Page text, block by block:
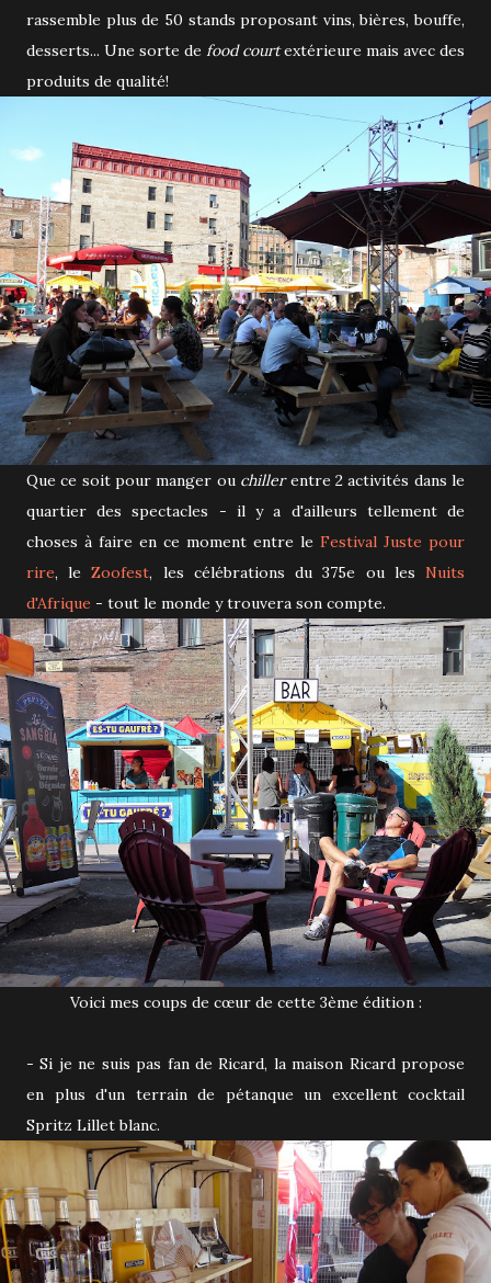
rassemble plus de 50 stands proposant vins, bières, bouffe,
desserts... Une sorte de food courtextérieure mais avec des
produits de qualité!
Que ce soit pour manger ou chillerentre 2 activités dans le
quartier des spectacles - il y a d'ailleurs tellement de
choses à faire en ce moment entre le Festival Juste pour
rire, leZoofest, les célébrations du 375e ou lesNuits
d'Afrique - tout le monde y trouvera son compte.
Voici mes coups de cœur de cette 3ème édition :
- Si je ne suis pas fan de Ricard, la maison Ricard propose
en plus d'un terrain de pétanque un excellent cocktail
Spritz Lillet blanc.